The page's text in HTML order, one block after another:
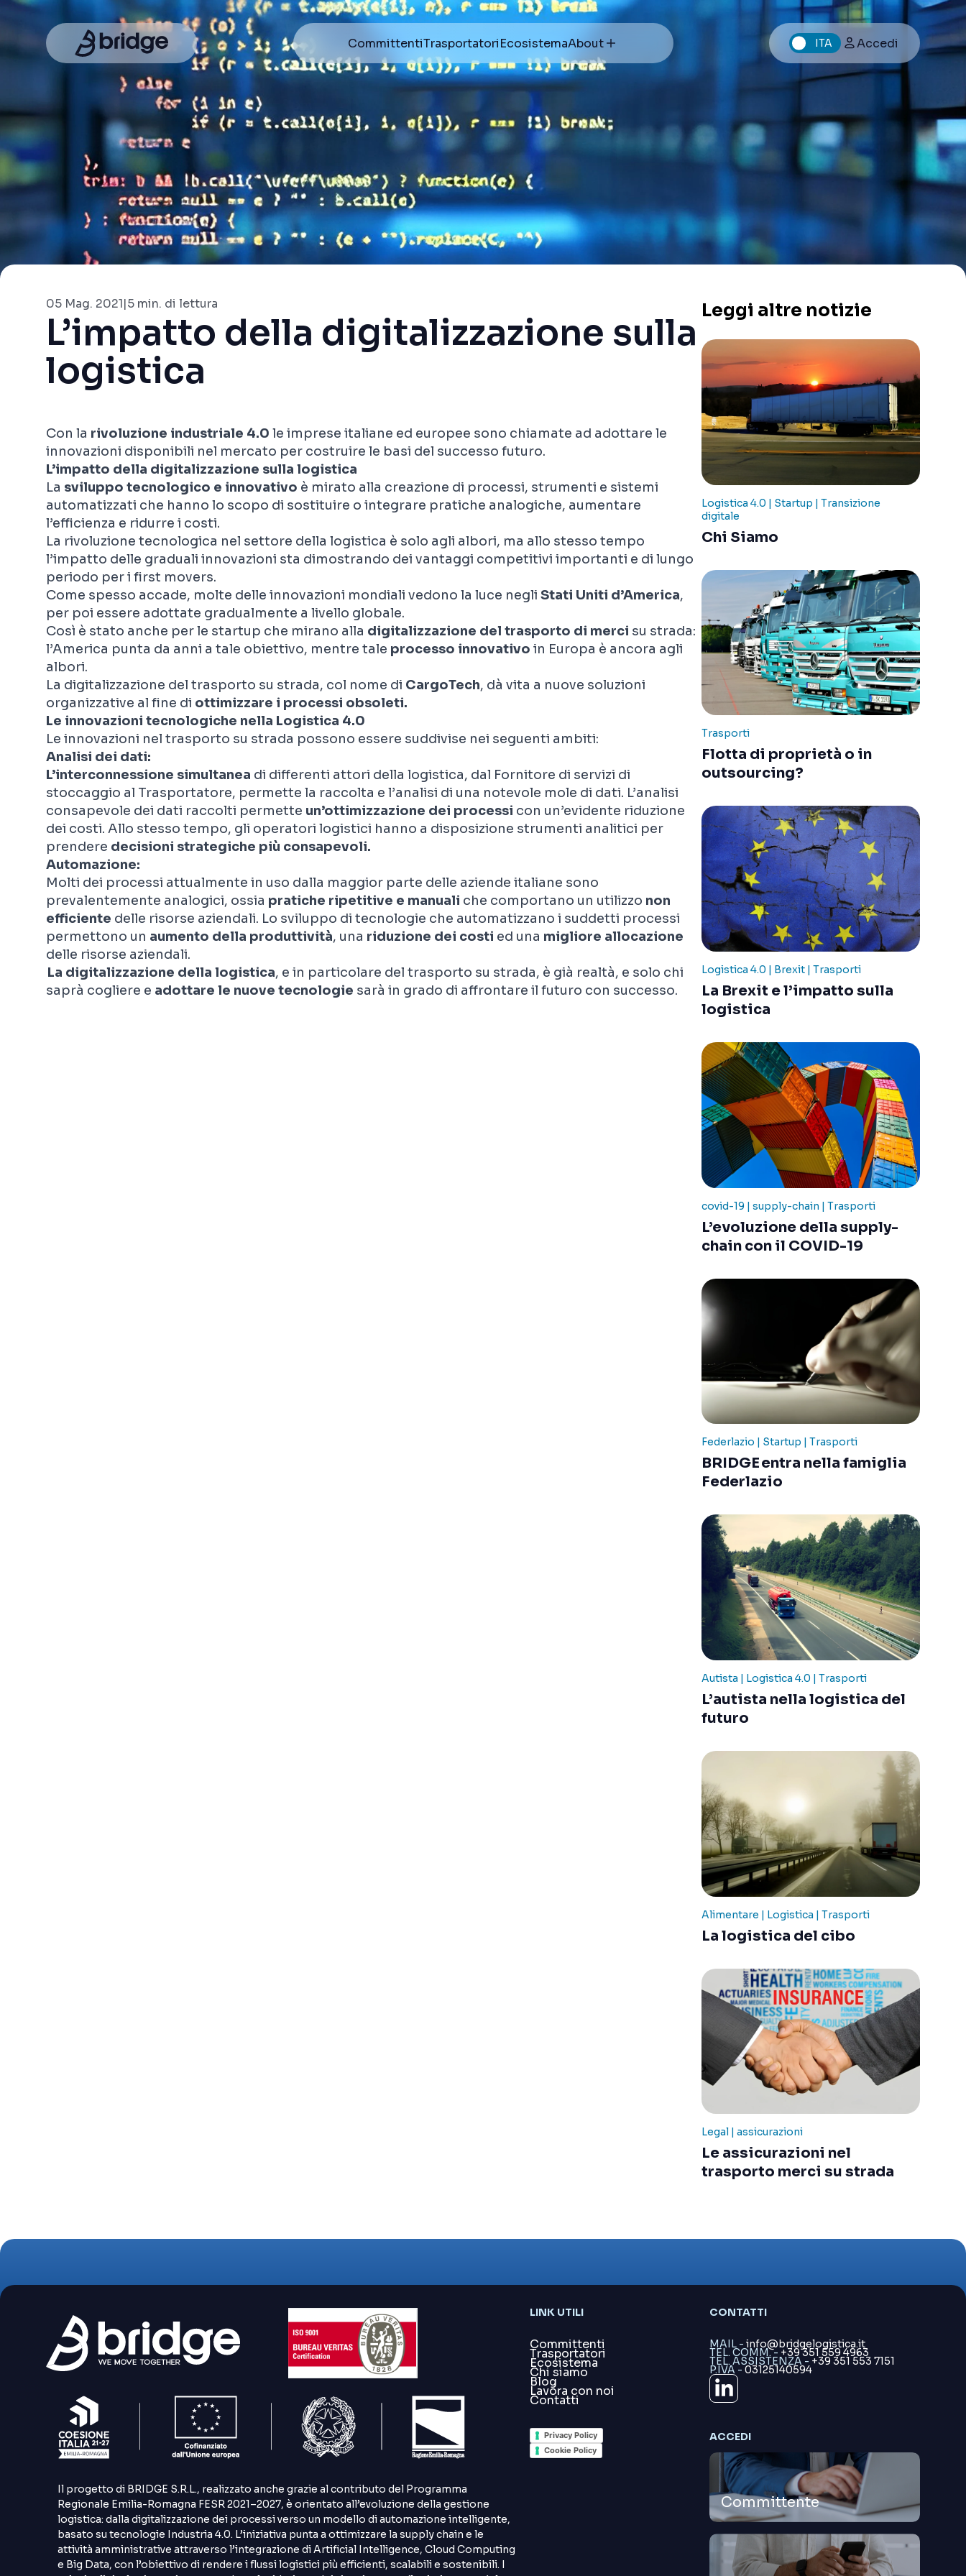
CommittentiTrasportatoriEcosistemaAbout ITA Accedi
05 Mag. 2021|5 min. di lettura
L’impatto della digitalizzazione sulla
logistica
Con la rivoluzione industriale 4.0 le imprese italiane ed europee sono chiamate ad adottare le
innovazioni disponibili nel mercato per costruire le basi del successo futuro.
L’impatto della digitalizzazione sulla logistica
La sviluppo tecnologico e innovativo è mirato alla creazione di processi, strumenti e sistemi
automatizzati che hanno lo scopo di sostituire o integrare pratiche analogiche, aumentare
l’efficienza e ridurre i costi.
La rivoluzione tecnologica nel settore della logistica è solo agli albori, ma allo stesso tempo
l’impatto delle graduali innovazioni sta dimostrando dei vantaggi competitivi importanti e di lungo
periodo per i first movers.
Come spesso accade, molte delle innovazioni mondiali vedono la luce negli Stati Uniti d’America,
per poi essere adottate gradualmente a livello globale.
Così è stato anche perle startup che mirano alla digitalizzazione del trasporto di merci su strada:
l’America punta da anni a tale obiettivo, mentre tale processo innovativo in Europa è ancora agli
albori.
La digitalizzazione del trasporto su strada, col nome di CargoTech, dà vita a nuove soluzioni
organizzative al fine di ottimizzare i processi obsoleti.
Le innovazioni tecnologiche nella Logistica 4.0
Le innovazioni nel trasporto su strada possono essere suddivise nei seguenti ambiti:
Analisi dei dati:
L’interconnessione simultanea di differenti attori della logistica, dal Fornitore di servizi di
stoccaggio al Trasportatore, permette la raccolta e l’analisi di una notevole mole di dati. L’analisi
consapevole dei dati raccolti permette un’ottimizzazione dei processi con un’evidente riduzione
dei costi. Allo stesso tempo, gli operatori logistici hanno a disposizione strumenti analitici per
prendere decisioni strategiche più consapevoli.
Automazione:
Molti dei processi attualmente in uso dalla maggior parte delle aziende italiane sono
prevalentemente analogici, ossia pratiche ripetitive e manuali che comportano un utilizzo non
efficiente delle risorse aziendali. Lo sviluppo di tecnologie che automatizzano i suddetti processi
permettono un aumento della produttività, una riduzione dei costi ed una migliore allocazione
delle risorse aziendali.
La digitalizzazione della logistica, e in particolare del trasporto su strada, è già realtà, e solo chi
saprà cogliere e adottare le nuove tecnologie sarà in grado di affrontare il futuro con successo.
Leggi altre notizie
Logistica 4.0 | Startup | Transizione
digitale
Chi Siamo
Trasporti
Flotta di proprietà o in
outsourcing?
Logistica 4.0 | Brexit | Trasporti
La Brexit e l’impatto sulla
logistica
covid-19 | supply-chain | Trasporti
L’evoluzione della supply-
chain con il COVID-19
Federlazio | Startup | Trasporti
BRIDGE entra nella famiglia
Federlazio
Autista | Logistica 4.0 | Trasporti
L’autista nella logistica del
futuro
Alimentare | Logistica | Trasporti
La logistica del cibo
Legal | assicurazioni
Le assicurazioni nel
trasporto merci su strada
Il progetto di BRIDGE S.R.L., realizzato anche grazie al contributo del Programma
Regionale Emilia-Romagna FESR 2021–2027, è orientato all’evoluzione della gestione
logistica: dalla digitalizzazione dei processi verso un modello di automazione intelligente,
basato su tecnologie Industria 4.0. L’iniziativa punta a ottimizzare la supply chain e le
attività amministrative attraverso l’integrazione di Artificial Intelligence, Cloud Computing
e Big Data, con l’obiettivo di rendere i flussi logistici più efficienti, scalabili e sostenibili. I
LINK UTILI
Committenti
Trasportatori
Ecosistema
Chi siamo
Blog
Lavora con noi
Contatti
Privacy Policy
Cookie Policy
CONTATTI
MAIL - info@bridgelogistica.it
TEL. COMM. - +39 351 559 4963
TEL. ASSISTENZA - +39 351 553 7151
P.IVA - 03125140594
ACCEDI
Committente